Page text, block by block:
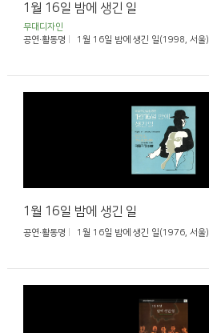
1월 16일 밤에 생긴 일
무대디자인
공연·활동명
1월 16일 밤에 생긴 일(1998, 서울)
1월 16일 밤에 생긴 일
공연·활동명 1월 16일 밤에 생긴 일(1976, 서울)